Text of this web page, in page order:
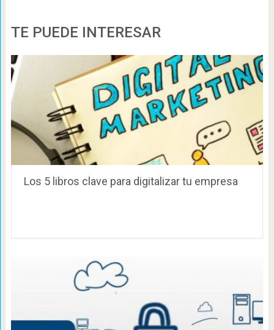
TE PUEDE INTERESAR
Los 5 libros clave para digitalizar tu empresa